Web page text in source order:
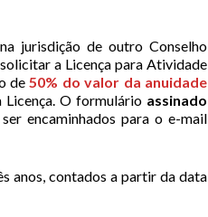
jurisdição de outro Conselho
a Licença para Atividade
de50% do valor da anuidade
O formulário assinado
encaminhados para o e-mail
anos, contados a partir da data